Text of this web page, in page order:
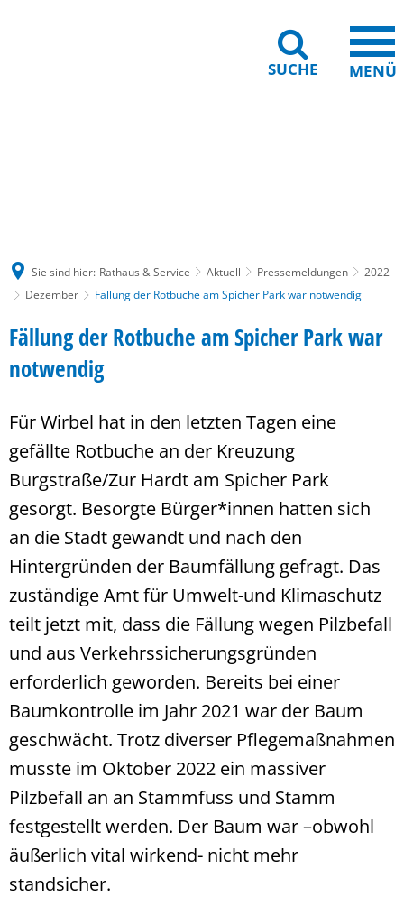
SUCHE MENÜ
Sie sind hier: Rathaus & Service Aktuell Pressemeldungen
2022
Dezember
Fällung der Rotbuche am Spicher Park war notwendig
Fällung der Rotbuche am Spicher Park war
notwendig
Für Wirbel hat in den letzten Tagen eine
gefällte Rotbuche an der Kreuzung
Burgstraße/Zur Hardt am Spicher Park
gesorgt. Besorgte Bürger*innen hatten sich
an die Stadt gewandt und nach den
Hintergründen der Baumfällung gefragt. Das
zuständige Amt für Umwelt-und Klimaschutz
teilt jetzt mit, dass die Fällung wegen Pilzbefall
und aus Verkehrssicherungsgründen
erforderlich geworden. Bereits bei einer
Baumkontrolle im Jahr 2021 war der Baum
geschwächt. Trotz diverser Pflegemaßnahmen
musste im Oktober 2022 ein massiver
Pilzbefall an an Stammfuss und Stamm
festgestellt werden. Der Baum war –obwohl
äußerlich vital wirkend- nicht mehr
standsicher.